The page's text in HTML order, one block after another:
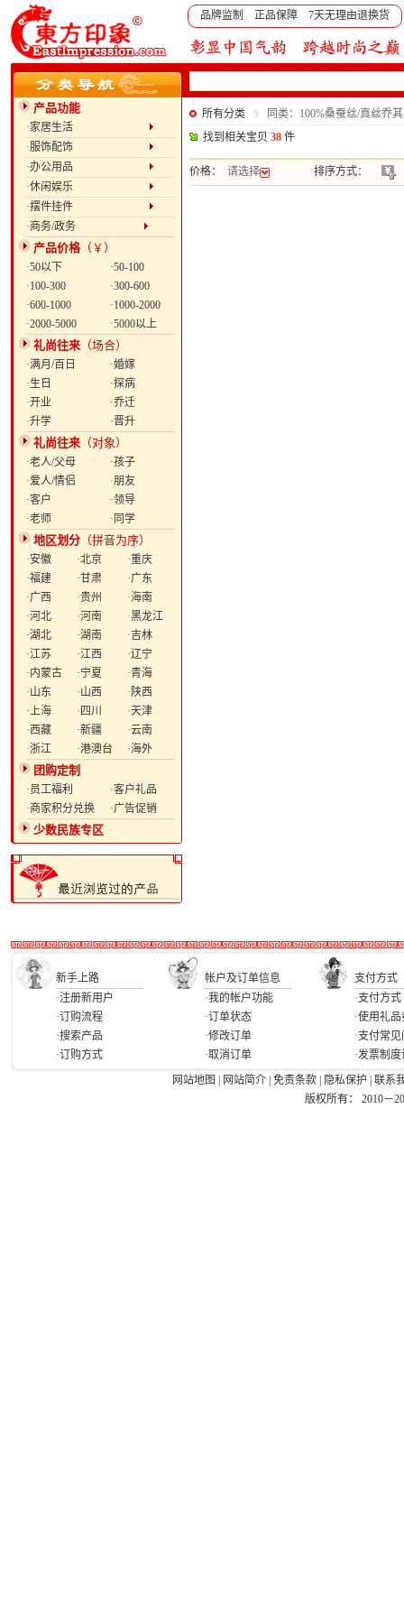
品牌监制 正品保障 7天无理由退换货
产品功能
·家居生活
·服饰配饰
·办公用品
·休闲娱乐
·摆件挂件
·商务/政务
产品价格（￥）
·50以下
·50-100
·100-300
·300-600
·600-1000
·1000-2000
·2000-5000
·5000以上
礼尚往来 （场合）
·满月/百日
·婚嫁
·生日
·探病
·开业
·乔迁
·升学
·晋升
礼尚往来 （对象）
·老人/父母
·孩子
·爱人/情侣
·朋友
·客户
·领导
·老师
·同学
地区划分 （拼音为序）
·安徽 ·北京
·重庆
·福建
·甘肃
·广东
·广西
·贵州
·海南
·河北
·河南
·黑龙江
·湖北
·湖南
·吉林
·江苏
·江西
·辽宁
·内蒙古
·宁夏
·青海
·山东
·山西
·陕西
·上海
·四川
·天津
·西藏
·新疆
·云南
·浙江
·港澳台 ·海外
团购定制
·员工福利
·客户礼品
·商家积分兑换
·广告促销
少数民族专区
所有分类
同类：100%桑蚕丝/真丝乔
找到相关宝贝 38 件
价格： 请选择 排序方式：
新手上路 帐户及订单信息
支付方式
·注册新用户
·订购流程
·搜索产品
·订购方式
·我的帐户功能
·订单状态
·修改订单
·取消订单
·支付方式
·使用礼品
·支付常
·发票制
网站地图
网站简介 免责条款 隐私保护
联系
版权所有： 2010－